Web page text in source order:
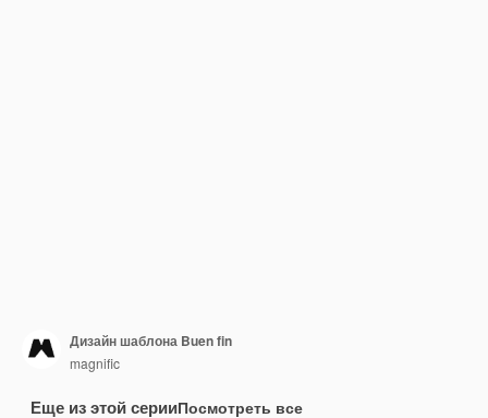
Дизайн шаблона Buen fin
magnific
Еще из этой серииПосмотреть все